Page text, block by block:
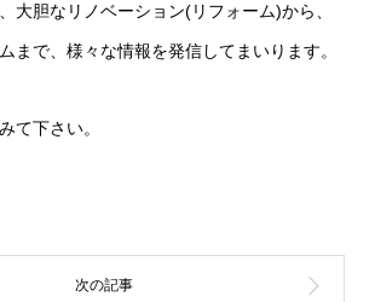
大胆なリノベーション(リフォーム)から、
まで、様々な情報を発信してまいります。
て下さい。